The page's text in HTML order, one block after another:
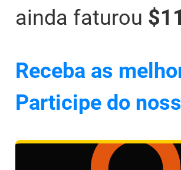
ainda faturou
Receba as
Participe do